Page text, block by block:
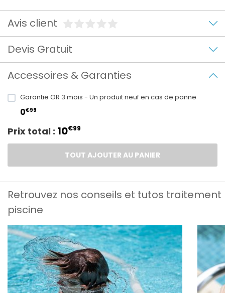
Avis client
Devis Gratuit
Accessoires & Garanties
Garantie OR 3 mois - Un produit neuf en cas de panne
0€99
Prix total : 10€99
TOUT AJOUTER AU PANIER
Retrouvez nos conseils et tutos traitement
piscine